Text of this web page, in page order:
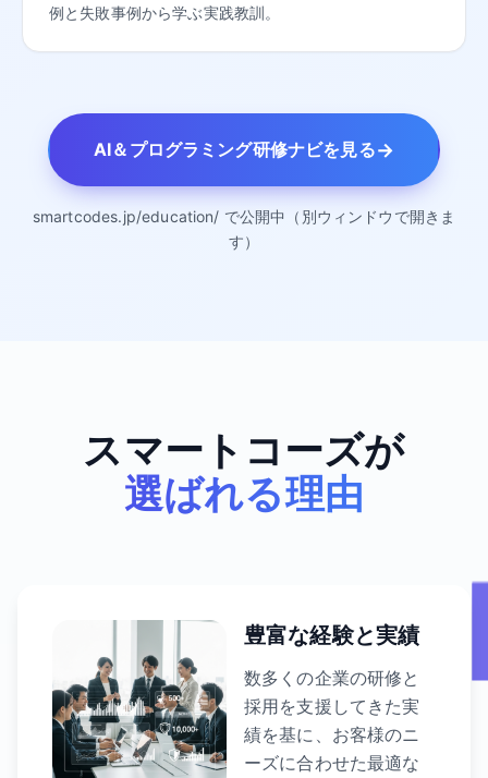
例と失敗事例から学ぶ実践教訓。
AI＆プログラミング研修ナビを見る→
smartcodes.jp/education/ で公開中（別ウィンドウで開きま
す）
スマートコーズが
選ばれる理由
豊富な経験と実績
数多くの企業の研修と
採用を支援してきた実
績を基に、お客様のニ
ーズに合わせた最適な